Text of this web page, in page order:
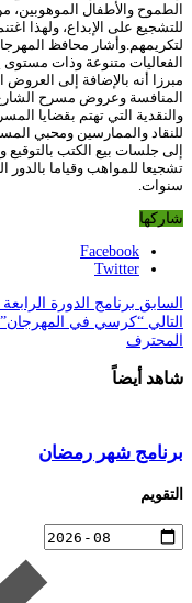
الطموح والأطفال الموهوبين،
للتشجيع على الإبداع، ولهذا
لتكريمهم.وأشار محافظ
الفعاليات متنوعة وذات
مبرزا أنه بالإضافة إلى
المنافسة وعروض مسرح الشارع
والنقدية التي تهتم بقضايا
للنقاد والممارسين ومحبي
إلى جلسات بيع الكتب
تشجيعا للمواهب وقياما
سنوات.
شاركها
Facebook
Twitter
السابق برنامج الدورة
التالي
المحترف
شاهد أيضاً
برنامج شهر رمضان
التقويم